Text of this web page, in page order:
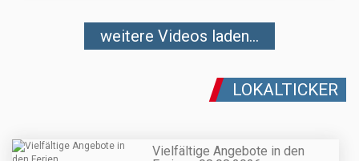
weitere Videos laden...
LOKALTICKER
Vielfältige Angebote in den